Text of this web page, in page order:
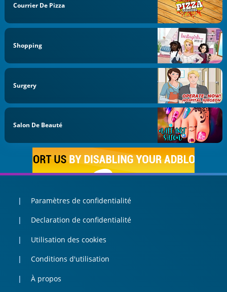
Courrier De Pizza
Shopping
Surgery
Salon De Beauté
Paramètres de confidentialité
Declaration de confidentialité
Utilisation des cookies
Conditions d'utilisation
À propos